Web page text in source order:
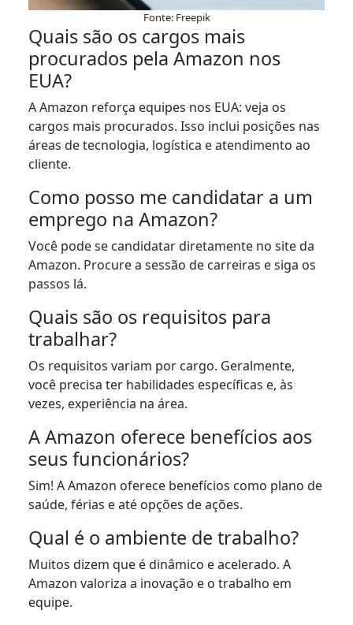
Fonte: Freepik
Quais são os cargos mais
procurados pela Amazon nos
EUA?
A Amazon reforça equipes nos EUA: veja os
cargos mais procurados. Isso inclui posições nas
áreas de tecnologia, logística e atendimento ao
cliente.
Como posso me candidatar a um
emprego na Amazon?
Você pode se candidatar diretamente no site da
Amazon. Procure a sessão de carreiras e siga os
passos lá.
Quais são os requisitos para
trabalhar?
Os requisitos variam por cargo. Geralmente,
você precisa ter habilidades específicas e, às
vezes, experiência na área.
A Amazon oferece benefícios aos
seus funcionários?
Sim! A Amazon oferece benefícios como plano de
saúde, férias e até opções de ações.
Qual é o ambiente de trabalho?
Muitos dizem que é dinâmico e acelerado. A
Amazon valoriza a inovação e o trabalho em
equipe.